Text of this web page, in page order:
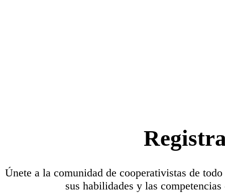
Únete a la comunidad de cooperativistas de
sus habilidades y las